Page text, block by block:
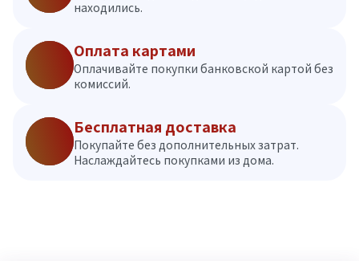
находились.
Оплата картами
Оплачивайте покупки банковской картой без
комиссий.
Бесплатная доставка
Покупайте без дополнительных затрат.
Наслаждайтесь покупками из дома.